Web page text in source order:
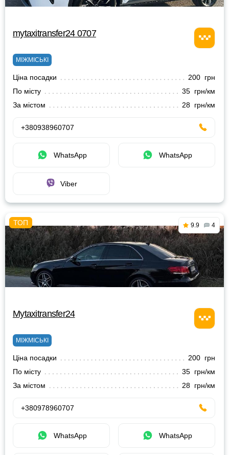
mytaxitransfer24 0707
МІЖМІСЬКІ
Ціна посадки
200 грн
По місту
35 грн/км
За містом
28 грн/км
+380938960707
WhatsApp WhatsApp
Viber
9.9 4
Mytaxitransfer24
МІЖМІСЬКІ
Ціна посадки
200 грн
По місту
35 грн/км
За містом
28 грн/км
+380978960707
WhatsApp WhatsApp